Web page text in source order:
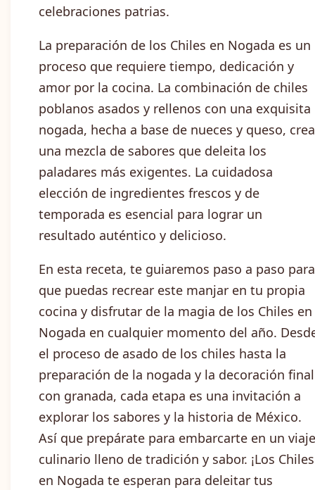
celebraciones patrias.
La preparación de los Chiles en Nogada es un
proceso que requiere tiempo, dedicación y
amor por la cocina. La combinación de chiles
poblanos asados ​​y rellenos con una exquisita
nogada, hecha a base de nueces y queso, crea
una mezcla de sabores que deleita los
paladares más exigentes. La cuidadosa
elección de ingredientes frescos y de
temporada es esencial para lograr un
resultado auténtico y delicioso.
En esta receta, te guiaremos paso a paso para
que puedas recrear este manjar en tu propia
cocina y disfrutar de la magia de los Chiles en
Nogada en cualquier momento del año.
el proceso de asado de los chiles hasta la
preparación de la nogada y la decoración final
con granada, cada etapa es una invitación a
explorar los sabores y la historia de México.
Así que prepárate para embarcarte en un viaje
culinario lleno de tradición y sabor. ¡Los Chiles
en Nogada te esperan para deleitar tus